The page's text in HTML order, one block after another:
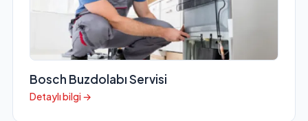
Bosch Buzdolabı Servisi
Detaylı bilgi →